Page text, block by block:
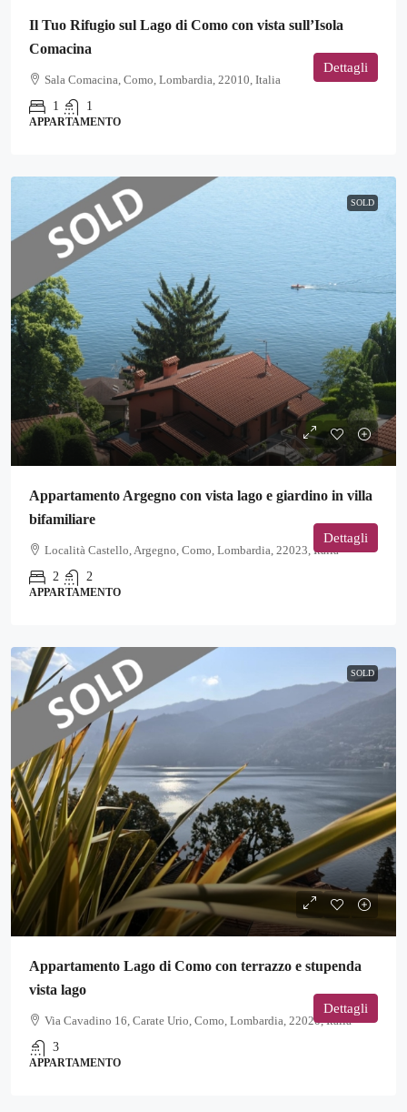
Il Tuo Rifugio sul Lago di Como con vista sull’Isola
Comacina
Sala Comacina, Como, Lombardia, 22010, Italia
1
1
APPARTAMENTO
Dettagli
SOLD
Appartamento Argegno con vista lago e giardino in villa
bifamiliare
Località Castello, Argegno, Como, Lombardia, 22023, Italia
2
2
APPARTAMENTO
Dettagli
SOLD
Appartamento Lago di Como con terrazzo e stupenda
vista lago
Via Cavadino 16, Carate Urio, Como, Lombardia, 22020, Italia
3
APPARTAMENTO
Dettagli